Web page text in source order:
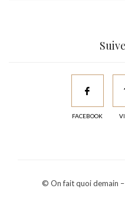
FACEBOOK
© On fait quoi demain